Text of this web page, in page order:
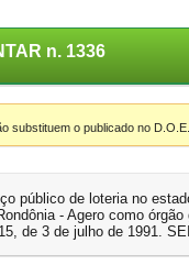
n. 1336
substituem o publicado no
público de loteria no
- Agero como
de 3 de julho de 1991.